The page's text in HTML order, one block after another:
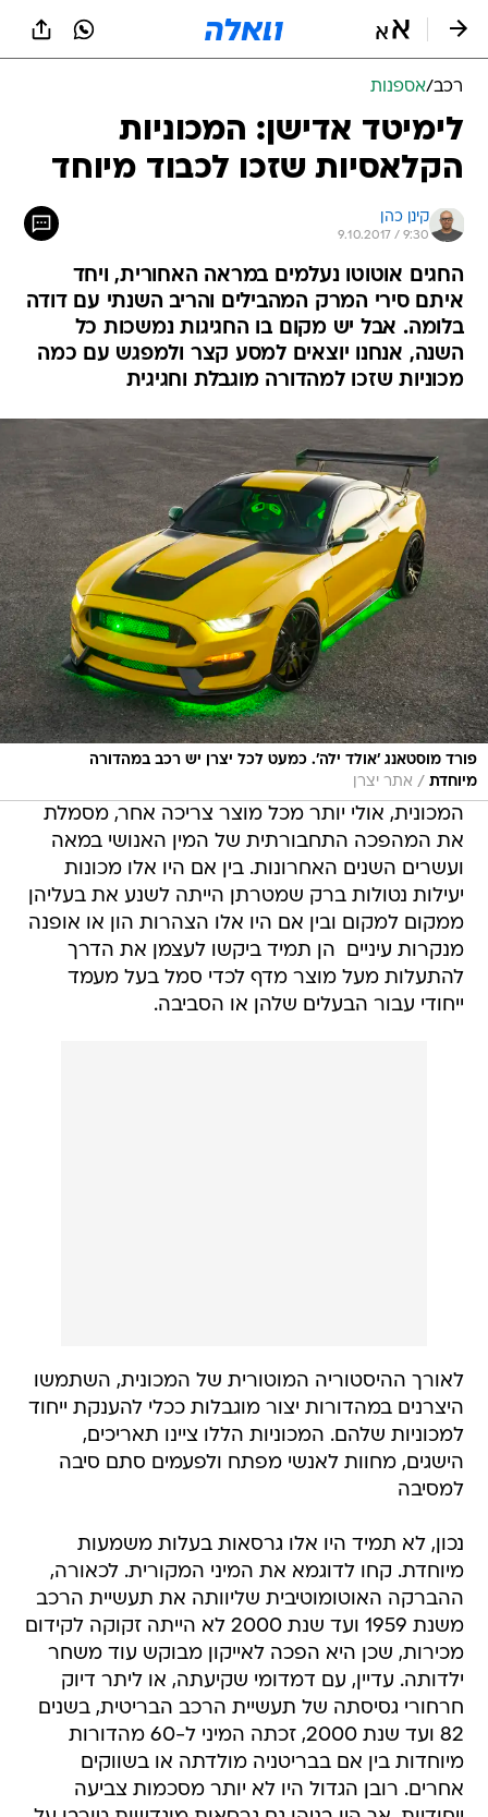
רכב/אספנות
לימיטד אדישן: המכוניות
הקלאסיות שזכו לכבוד מיוחד
קינן כהן
9.10.2017 / 9:30
החגים אוטוטו נעלמים במראה האחורית, ויחד
איתם סירי המרק המהבילים והריב השנתי עם דודה
בלומה. אבל יש מקום בו החגיגות נמשכות כל
השנה, אנחנו יוצאים למסע קצר ולמפגש עם כמה
מכוניות שזכו למהדורה מוגבלת וחגיגית
פורד מוסטאנג 'אולד ילה'. כמעט לכל יצרן יש רכב במהדורה
מיוחדת / אתר יצרן
המכונית, אולי יותר מכל מוצר צריכה אחר, מסמלת
את המהפכה התחבורתית של המין האנושי במאה
ועשרים השנים האחרונות. בין אם היו אלו מכונות
יעילות נטולות ברק שמטרתן הייתה לשנע את בעליהן
ממקום למקום ובין אם היו אלו הצהרות הון או אופנה
מנקרות עיניים  הן תמיד ביקשו לעצמן את הדרך
להתעלות מעל מוצר מדף לכדי סמל בעל מעמד
ייחודי עבור הבעלים שלהן או הסביבה.
לאורך ההיסטוריה המוטורית של המכונית, השתמשו
היצרנים במהדורות יצור מוגבלות ככלי להענקת ייחוד
למכוניות שלהם. המכוניות הללו ציינו תאריכים,
הישגים, מחוות לאנשי מפתח ולפעמים סתם סיבה
למסיבה
נכון, לא תמיד היו אלו גרסאות בעלות משמעות
מיוחדת. קחו לדוגמא את המיני המקורית. לכאורה,
ההברקה האוטומוטיבית שליוותה את תעשיית הרכב
משנת 1959 ועד שנת 2000 לא הייתה זקוקה לקידום
מכירות, שכן היא הפכה לאייקון מבוקש עוד משחר
ילדותה. עדיין, עם דמדומי שקיעתה, או ליתר דיוק
חרחורי גסיסתה של תעשיית הרכב הבריטית, בשנים
82 ועד שנת 2000, זכתה המיני ל-60 מהדורות
מיוחדות בין אם בבריטניה מולדתה או בשווקים
אחרים. רובן הגדול היו לא יותר מסכמות צביעה